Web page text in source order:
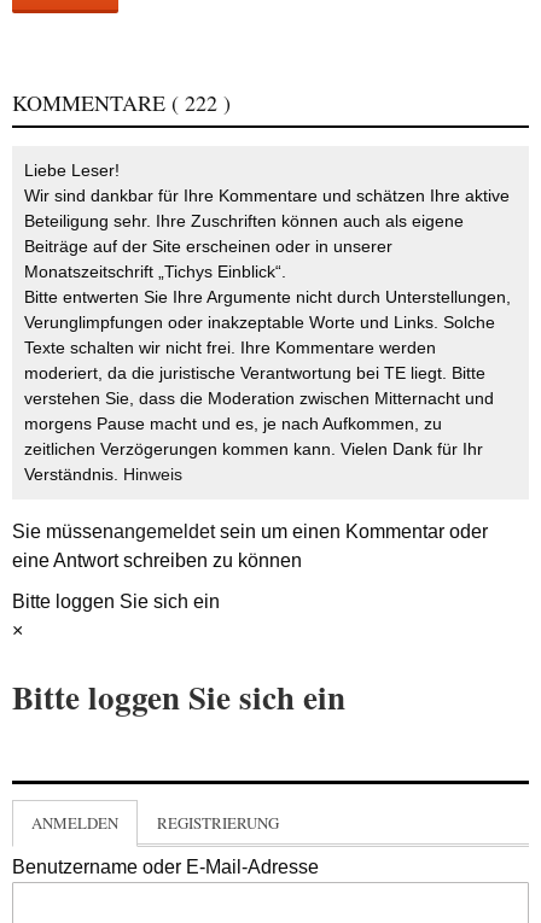
KOMMENTARE ( 222 )
Liebe Leser!
Wir sind dankbar für Ihre Kommentare und schätzen Ihre aktive
Beteiligung sehr. Ihre Zuschriften können auch als eigene
Beiträge auf der Site erscheinen oder in unserer
Monatszeitschrift „Tichys Einblick“.
Bitte entwerten Sie Ihre Argumente nicht durch Unterstellungen,
Verunglimpfungen oder inakzeptable Worte und Links. Solche
Texte schalten wir nicht frei. Ihre Kommentare werden
moderiert, da die juristische Verantwortung bei TE liegt. Bitte
verstehen Sie, dass die Moderation zwischen Mitternacht und
morgens Pause macht und es, je nach Aufkommen, zu
zeitlichen Verzögerungen kommen kann. Vielen Dank für Ihr
Verständnis. Hinweis
Sie müssenangemeldetsein um einen Kommentar oder
eine Antwort schreiben zu können
Bitte loggen Sie sich ein
×
Bitte loggen Sie sich ein
ANMELDEN REGISTRIERUNG
Benutzername oder E-Mail-Adresse